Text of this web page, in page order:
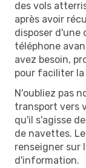
des vols
après avoir
disposer d'une
téléphone
avez besoin,
pour faciliter
N'oubliez pas
transport vers
qu'il s'agisse
de navettes.
renseigner sur
d'information.